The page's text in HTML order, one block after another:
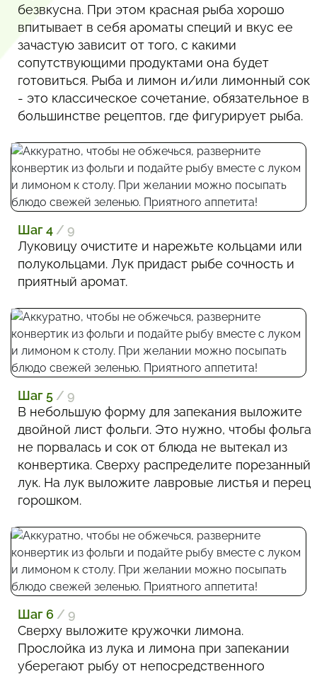
безвкусна. При этом красная рыба хорошо
впитывает в себя ароматы специй и вкус ее
зачастую зависит от того, с какими
сопутствующими продуктами она будет
готовиться. Рыба и лимон и/или лимонный сок
- это классическое сочетание, обязательное в
большинстве рецептов, где фигурирует рыба.
Шаг 4 / 9
Луковицу очистите и нарежьте кольцами или
полукольцами. Лук придаст рыбе сочность и
приятный аромат.
Шаг 5 / 9
В небольшую форму для запекания выложите
двойной лист фольги. Это нужно, чтобы фольга
не порвалась и сок от блюда не вытекал из
конвертика. Сверху распределите порезанный
лук. На лук выложите лавровые листья и перец
горошком.
Шаг 6 / 9
Сверху выложите кружочки лимона.
Прослойка из лука и лимона при запекании
уберегают рыбу от непосредственного